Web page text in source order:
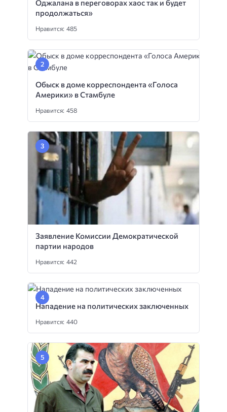
Оджалана в переговорах хаос так и будет
продолжаться»
Нравится: 485
Обыск в доме корреспондента «Голоса
Америки» в Стамбуле
Нравится: 458
Заявление Комиссии Демократической
партии народов
Нравится: 442
Нападение на политических заключенных
Нравится: 440